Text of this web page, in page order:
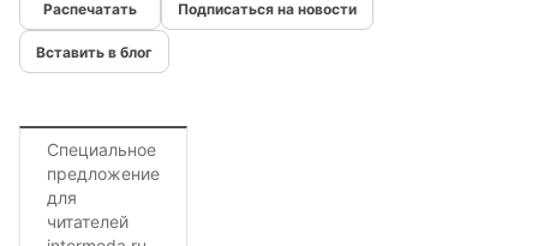
Подписаться на новости
Вставить в блог
Специальное
предложение
для
читателей